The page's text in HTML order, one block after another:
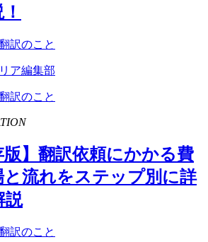
訳のこと
ア編集部
訳のこと
版】翻訳依頼にかかる費
と流れをステップ別に詳
説
訳のこと